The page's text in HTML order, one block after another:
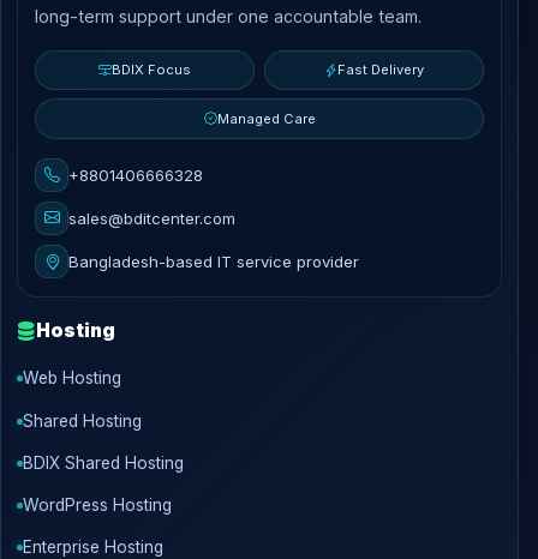
long-term support under one accountable team.
BDIX Focus Fast Delivery
Managed Care
+8801406666328
sales@bditcenter.com
Bangladesh-based IT service provider
Hosting
Web Hosting
Shared Hosting
BDIX Shared Hosting
WordPress Hosting
Enterprise Hosting